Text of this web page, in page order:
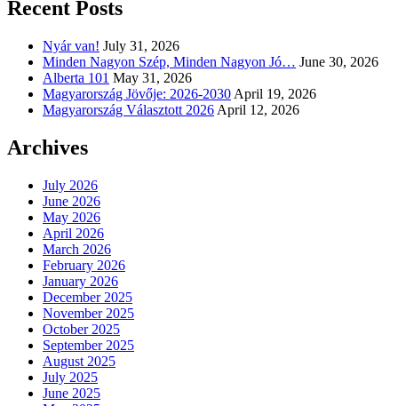
Recent Posts
Nyár van! July 31, 2026
Minden Nagyon Szép, Minden Nagyon Jó… June 30, 2026
Alberta 101 May 31, 2026
Magyarország Jövője: 2026-2030 April 19, 2026
Magyarország Választott 2026 April 12, 2026
Archives
July 2026
June 2026
May 2026
April 2026
March 2026
February 2026
January 2026
December 2025
November 2025
October 2025
September 2025
August 2025
July 2025
June 2025